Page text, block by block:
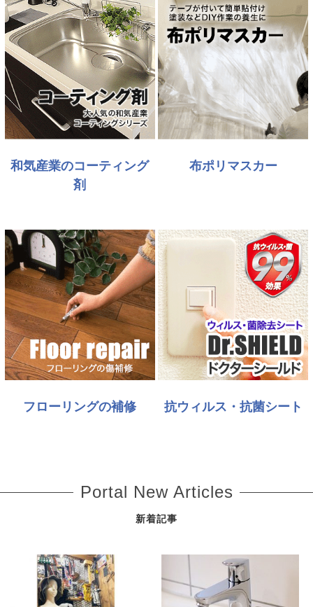
和気産業のコーティング
剤
布ポリマスカー
フローリングの補修 抗ウィルス・抗菌シート
Portal New Articles
新着記事